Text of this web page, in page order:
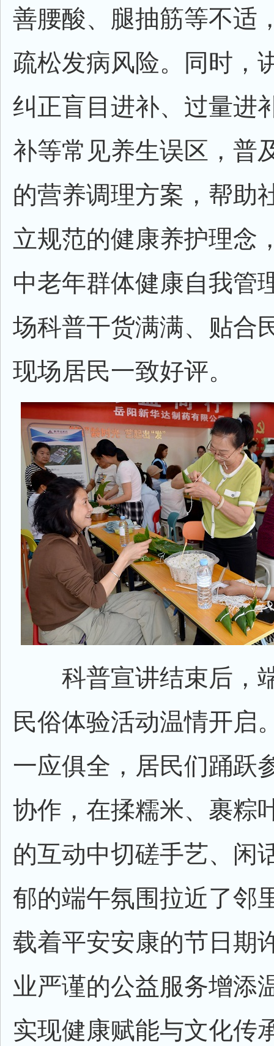
善腰酸、腿抽筋等不适
疏松发病风险。同时，
纠正盲目进补、过量进
补等常见养生误区，普
的营养调理方案，帮助
立规范的健康养护理念
中老年群体健康自我管
场科普干货满满、贴合
现场居民一致好评。
科普宣讲结束后，
民俗体验活动温情开启
一应俱全，居民们踊跃
协作，在揉糯米、裹粽
的互动中切磋手艺、闲
郁的端午氛围拉近了邻
载着平安安康的节日期
业严谨的公益服务增添
实现健康赋能与文化传